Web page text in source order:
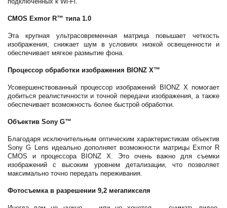
CMOS Exmor R™ типа 1.0
Эта крупная ультрасовременная матрица повышает четкость
изображения, снижает шум в условиях низкой освещенности и
обеспечивает мягкое размытие фона.
Процессор обработки изображения BIONZ X™
Усовершенствованный процессор изображений BIONZ X помогает
добиться реалистичности и точной передачи изображения, а также
обеспечивает возможность более быстрой обработки.
Объектив Sony G™
Благодаря исключительным оптическим характеристикам объектив
Sony G Lens идеально дополняет возможности матрицы Exmor R
CMOS и процессора BIONZ X. Это очень важно для съемки
изображений с высоким уровнем детализации, что позволяет
максимально точно передать переживания.
Фотосъемка в разрешении 9,2 мегапикселя